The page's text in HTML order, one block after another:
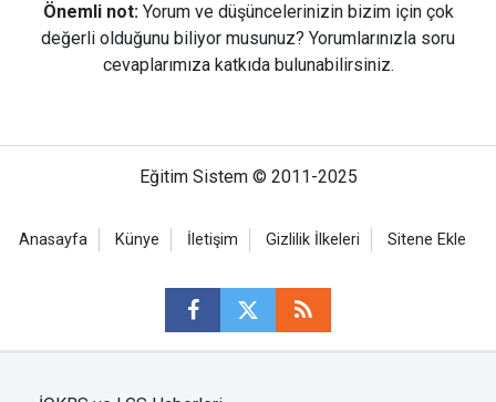
Önemli not: Yorum ve düşüncelerinizin bizim için çok
değerli olduğunu biliyor musunuz? Yorumlarınızla soru
cevaplarımıza katkıda bulunabilirsiniz.
Eğitim Sistem © 2011-2025
Anasayfa Künye İletişim Gizlilik İlkeleri Sitene Ekle